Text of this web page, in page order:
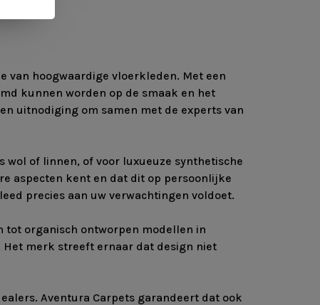
van hoogwaardige vloerkleden. Met een
kunnen worden op de smaak en het
uitnodiging om samen met de experts van
of linnen, of voor luxueuze synthetische
aspecten kent en dat dit op persoonlijke
precies aan uw verwachtingen voldoet.
tot organisch ontworpen modellen in
merk streeft ernaar dat design niet
Aventura Carpets garandeert dat ook